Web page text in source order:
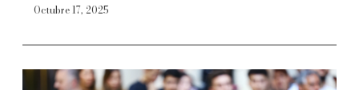
Octubre 17, 2025